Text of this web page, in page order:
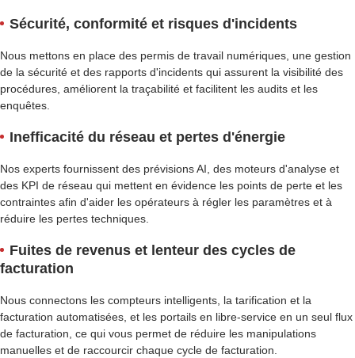
Sécurité, conformité et risques d'incidents
Nous mettons en place des permis de travail numériques, une gestion
de la sécurité et des rapports d'incidents qui assurent la visibilité des
procédures, améliorent la traçabilité et facilitent les audits et les
enquêtes.
Inefficacité du réseau et pertes d'énergie
Nos experts fournissent des prévisions AI, des moteurs d'analyse et
des KPI de réseau qui mettent en évidence les points de perte et les
contraintes afin d'aider les opérateurs à régler les paramètres et à
réduire les pertes techniques.
Fuites de revenus et lenteur des cycles de
facturation
Nous connectons les compteurs intelligents, la tarification et la
facturation automatisées, et les portails en libre-service en un seul flux
de facturation, ce qui vous permet de réduire les manipulations
manuelles et de raccourcir chaque cycle de facturation.